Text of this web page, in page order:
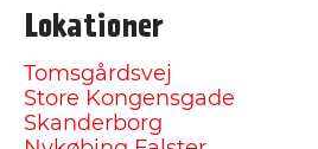
Lokationer
Tomsgårdsvej
Store Kongensgade
Skanderborg